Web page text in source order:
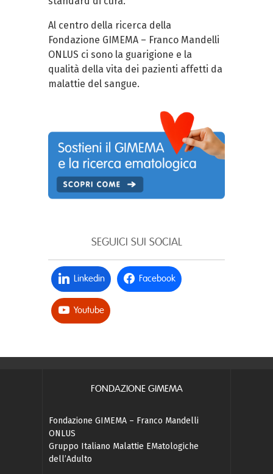
Al centro della ricerca della
Fondazione GIMEMA – Franco Mandelli
ONLUS ci sono la guarigione e la
qualità della vita dei pazienti affetti da
malattie del sangue.
SEGUICI SUI SOCIAL
Linkedin Facebook
Youtube
FONDAZIONE GIMEMA
Fondazione GIMEMA – Franco Mandelli
ONLUS
Gruppo Italiano Malattie EMatologiche
dell’Adulto